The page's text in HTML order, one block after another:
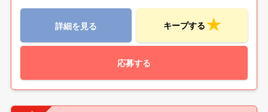
詳細を見る キープする
応募する